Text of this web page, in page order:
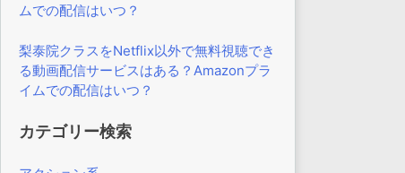
ムでの配信はいつ？
梨泰院クラスをNetflix以外で無料視聴でき
る動画配信サービスはある？Amazonプラ
イムでの配信はいつ？
カテゴリー検索